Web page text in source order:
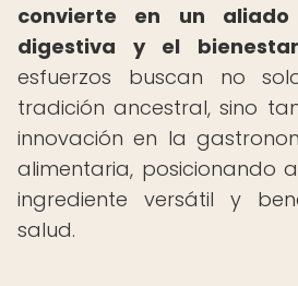
convierte en un
digestiva y el
esfuerzos buscan no
tradición ancestral, sino
innovación en la
alimentaria, posicionando
ingrediente versátil y
salud.